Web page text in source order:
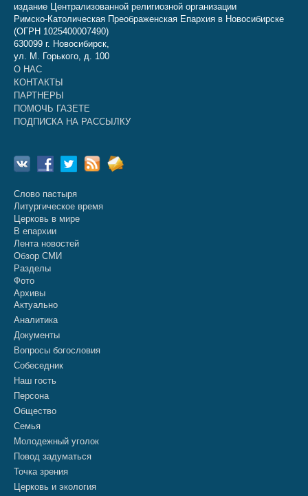
издание Централизованной религиозной организации
Римско-Католическая Преображенская Епархия в Новосибирске
(ОГРН 1025400007490)
630099 г. Новосибирск,
ул. М. Горького, д. 100
О НАС
КОНТАКТЫ
ПАРТНЕРЫ
ПОМОЧЬ ГАЗЕТЕ
ПОДПИСКА НА РАССЫЛКУ
Слово пастыря
Литургическое время
Церковь в мире
В епархии
Лента новостей
Обзор СМИ
Разделы
Фото
Архивы
Актуально
Аналитика
Документы
Вопросы богословия
Собеседник
Наш гость
Персона
Общество
Семья
Молодежный уголок
Повод задуматься
Точка зрения
Церковь и экология